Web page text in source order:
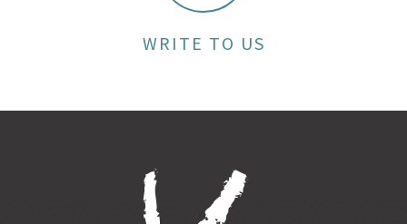
WRITE TO US